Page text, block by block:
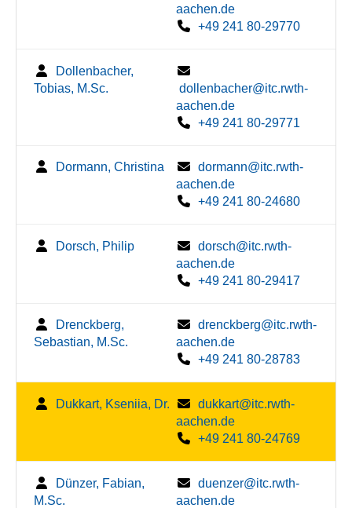
aachen.de
+49 241 80-29770
Dollenbacher,
Tobias, M.Sc.
dollenbacher@itc.rwth-
aachen.de
+49 241 80-29771
Dormann, Christina
dormann@itc.rwth-
aachen.de
+49 241 80-24680
Dorsch, Philip
dorsch@itc.rwth-
aachen.de
+49 241 80-29417
Drenckberg,
Sebastian, M.Sc.
drenckberg@itc.rwth-
aachen.de
+49 241 80-28783
Dukkart, Kseniia, Dr.
dukkart@itc.rwth-
aachen.de
+49 241 80-24769
Dünzer, Fabian,
M.Sc.
duenzer@itc.rwth-
aachen.de